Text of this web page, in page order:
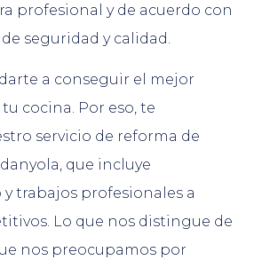
profesional y de acuerdo con
seguridad y calidad.
a conseguir el mejor
cocina. Por eso, te
servicio de reforma de
que incluye
trabajos profesionales a
Lo que nos distingue de
nos preocupamos por